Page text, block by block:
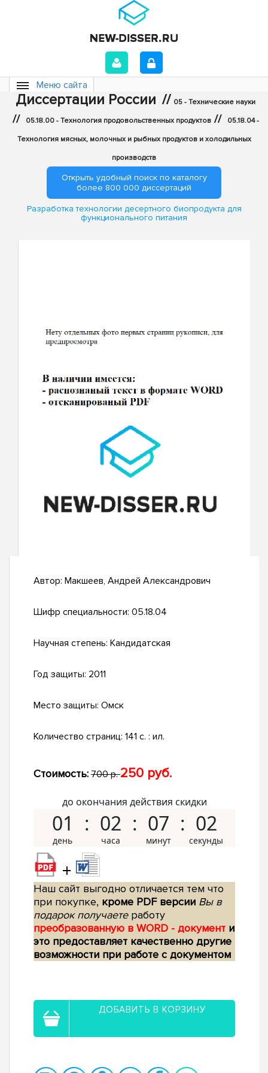
Меню сайта
Диссертации России // 05 - Технические науки
// 05.18.00 - Технология продовольственных продуктов // 05.18.04 -
Технология мясных, молочных и рыбных продуктов и холодильных
производств
Открыть удобный поиск по каталогу
более 800 000 диссертаций
Разработка технологии десертного биопродукта для
функционального питания
Автор: Макшеев, Андрей Александрович
Шифр специальности: 05.18.04
Научная степень: Кандидатская
Год защиты: 2011
Место защиты: Омск
Количество страниц: 141 с. : ил.
Стоимость: 700 р.250 руб.
до окончания действия скидки
01 02 07 01
+
Наш сайт выгодно отличается тем что
при покупке, кроме PDF версии Вы в
подарок получаетеработу
преобразованную в WORD - документ и
это предоставляет качественно другие
возможности при работе с документом
ДОБАВИТЬ В КОРЗИНУ